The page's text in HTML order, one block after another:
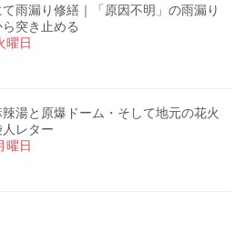
雨漏り修繕｜「原因不明」の雨漏り
突き止める
曜日
湯と原爆ドーム・そして地元の花火
レター
曜日